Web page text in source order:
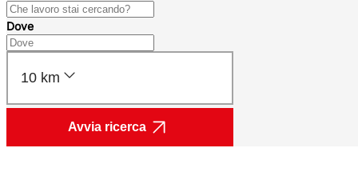
Dove
10 km
Avvia ricerca